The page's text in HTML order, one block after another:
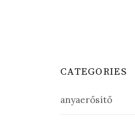
CATEGORIES
anyaerősítő